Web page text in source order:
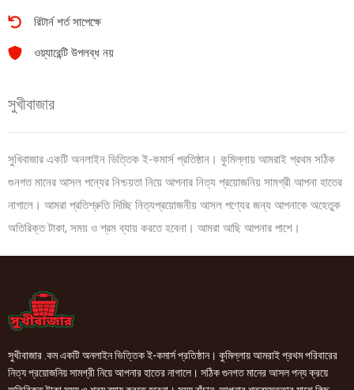
রিটার্ন শর্ত সাপেক্ষে
ওয়্যারেন্টি উপলব্ধ নয়
সুখীবাজার
সুখিবাজার একটি অনলাইন ভিত্তিক ই-কমার্স প্রতিষ্ঠান। কুমিল্লায় আমরাই প্রথম সঠিক
গুনগত মানের আসল পন্যের নিশ্চয়তা নিয়ে আপনার নিত্য প্রয়োজনিয় সামগ্রী আপনা হাতের
নাগালে। আমরা প্রতিশ্রুতি দিচ্ছি নিত্যপ্রয়োজনীয় আসল পণ্যের জন্য আপনাকে অহেতুক
অতিরিক্ত টাকা, সময় ও শ্রম ব্যায় করতে হবেনা। আমরা আছি আপনার পাশে।
সুখীবাজার .কম একটি অনলাইন ভিত্তিক ই-কমার্স প্রতিষ্ঠান। কুমিল্লায় আমরাই প্রথম পরিবারের
নিত্য প্রয়োজনিয় সামগ্রী নিয়ে আপনার হাতের নাগালে। সঠিক গুনগত মানের আসল পন্য ক্রয়ে